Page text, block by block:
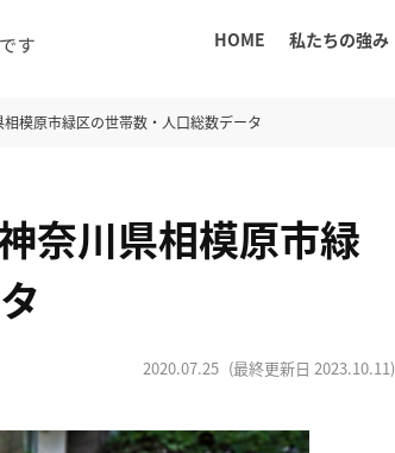
HOME 私たちの強み
相模原市緑区の世帯数・人口総数データ
奈川県相模原市緑
2020.07.25 (最終更新日 2023.10.11)